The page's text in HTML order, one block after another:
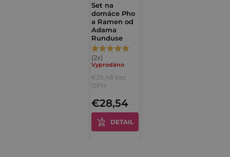
Set na
domáce Pho
a Ramen od
Adama
Runduse
Priemerné
hodnotenie
produktu
5,0
5
Vyprodáno
€25,48 bez
DPH
€28,54
DETAIL